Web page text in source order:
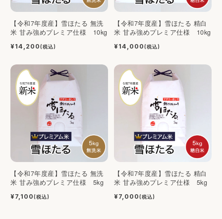
【令和7年度産】雪ほたる 無洗
米 甘み強めプレミア仕様 10kg
¥14,200(税込)
【令和7年度産】雪ほたる 精白
米 甘み強めプレミア仕様 10kg
¥14,000(税込)
【令和7年度産】雪ほたる 無洗
米 甘み強めプレミア仕様 5kg
¥7,100(税込)
【令和7年度産】雪ほたる 精白
米 甘み強めプレミア仕様 5kg
¥7,000(税込)